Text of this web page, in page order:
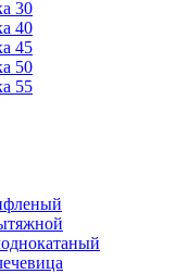
30
40
45
50
55